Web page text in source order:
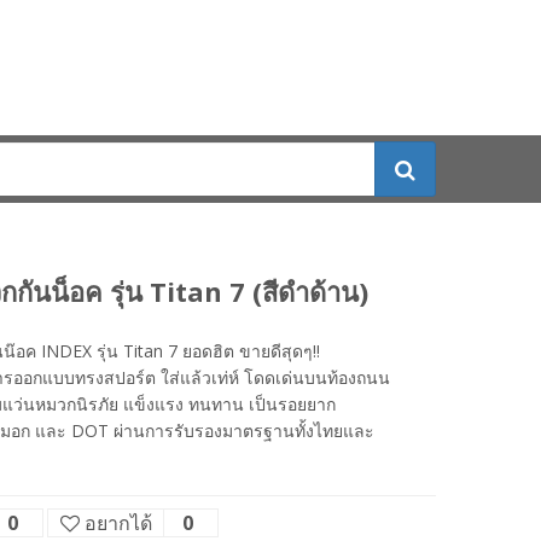
กันน็อค รุ่น Titan 7 (สีดำด้าน)
อค INDEX รุ่น Titan 7 ยอดฮิต ขายดีสุดๆ!!
ออกแบบทรงสปอร์ต ใส่แล้วเท่ห์ โดดเด่นบนท้องถนน
ว่นหมวกนิรภัย แข็งแรง ทนทาน เป็นรอยยาก
อก และ DOT ผ่านการรับรองมาตรฐานทั้งไทยและ
0 อยากได้ 0